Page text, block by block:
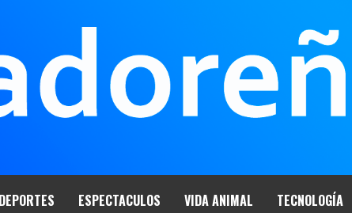
DEPORTES ESPECTACULOS VIDA ANIMAL TECNOLOGÍA